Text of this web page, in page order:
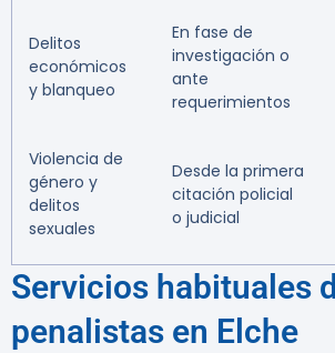
Delitos
económicos
y blanqueo
En fase de
investigación o
ante
requerimientos
Violencia de
género y
delitos
sexuales
Desde la primera
citación policial
o judicial
Servicios habituales
penalistas en Elche